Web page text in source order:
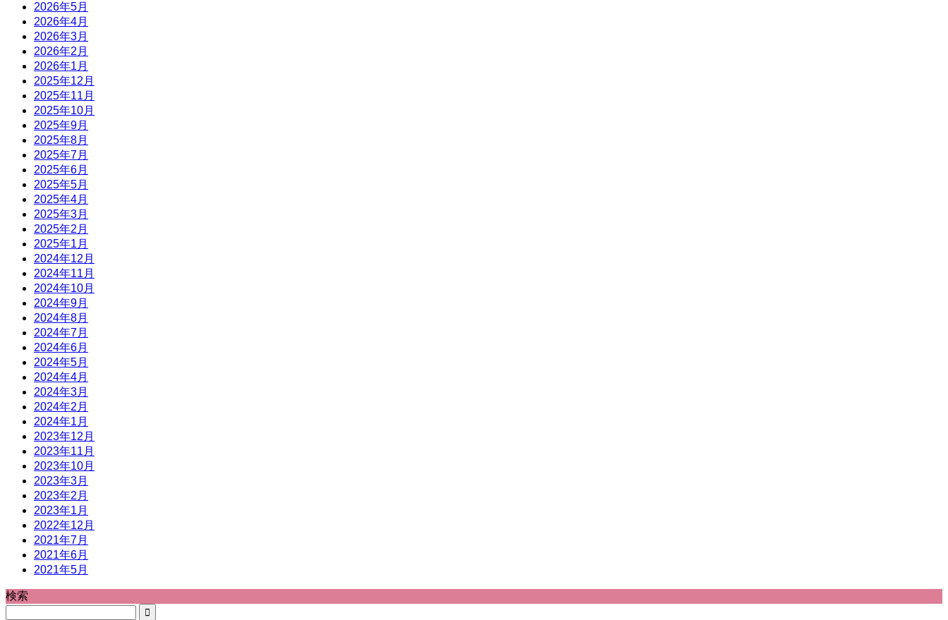
2026年5月
2026年4月
2026年3月
2026年2月
2026年1月
2025年12月
2025年11月
2025年10月
2025年9月
2025年8月
2025年7月
2025年6月
2025年5月
2025年4月
2025年3月
2025年2月
2025年1月
2024年12月
2024年11月
2024年10月
2024年9月
2024年8月
2024年7月
2024年6月
2024年5月
2024年4月
2024年3月
2024年2月
2024年1月
2023年12月
2023年11月
2023年10月
2023年3月
2023年2月
2023年1月
2022年12月
2021年7月
2021年6月
2021年5月
検索